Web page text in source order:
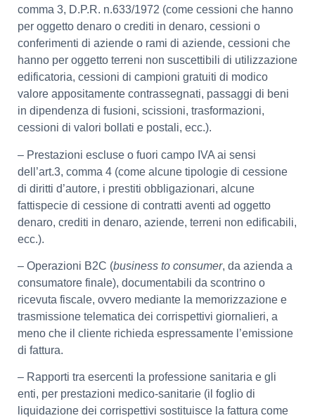
comma 3, D.P.R. n.633/1972 (come cessioni che hanno
per oggetto denaro o crediti in denaro, cessioni o
conferimenti di aziende o rami di aziende, cessioni che
hanno per oggetto terreni non suscettibili di utilizzazione
edificatoria, cessioni di campioni gratuiti di modico
valore appositamente contrassegnati, passaggi di beni
in dipendenza di fusioni, scissioni, trasformazioni,
cessioni di valori bollati e postali, ecc.).
– Prestazioni escluse o fuori campo IVA ai sensi
dell’art.3, comma 4 (come alcune tipologie di cessione
di diritti d’autore, i prestiti obbligazionari, alcune
fattispecie di cessione di contratti aventi ad oggetto
denaro, crediti in denaro, aziende, terreni non edificabili,
ecc.).
– Operazioni B2C (business to consumer, da azienda a
consumatore finale), documentabili da scontrino o
ricevuta fiscale, ovvero mediante la memorizzazione e
trasmissione telematica dei corrispettivi giornalieri, a
meno che il cliente richieda espressamente l’emissione
di fattura.
– Rapporti tra esercenti la professione sanitaria e gli
enti, per prestazioni medico-sanitarie (il foglio di
liquidazione dei corrispettivi sostituisce la fattura come